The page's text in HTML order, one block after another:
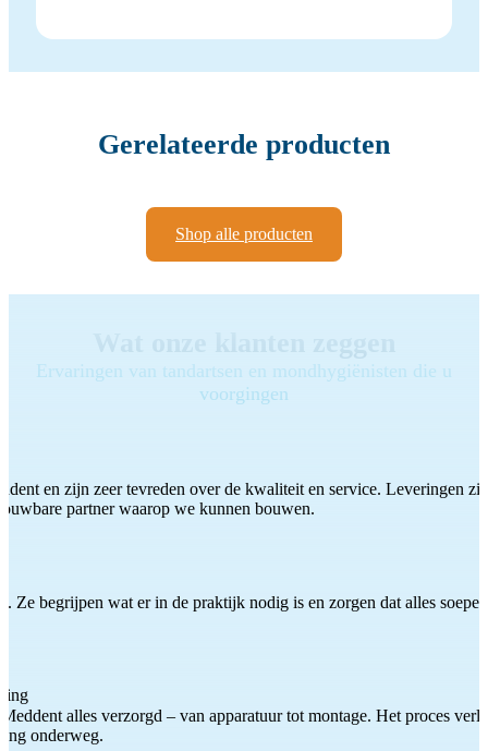
Gerelateerde producten
Shop alle producten
Ervaringen van tandartsen en mondhygiënisten die u
voorgingen
en zijn zeer tevreden over de kwaliteit en service. Leveringen
partner waarop we kunnen bouwen.
Ze begrijpen wat er in de praktijk nodig is en zorgen dat alles
alles verzorgd – van apparatuur tot montage. Het proces
onderweg.